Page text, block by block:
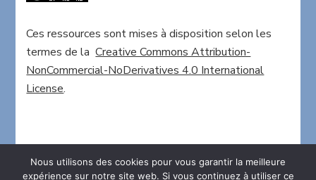
Ces ressources sont mises à disposition selon les
termes de laCreative Commons Attribution-
NonCommercial-NoDerivatives 4.0 International
License.
Nous utilisons des cookies pour vous garantir la meilleure
expérience sur notre site web. Si vous continuez à utiliser ce